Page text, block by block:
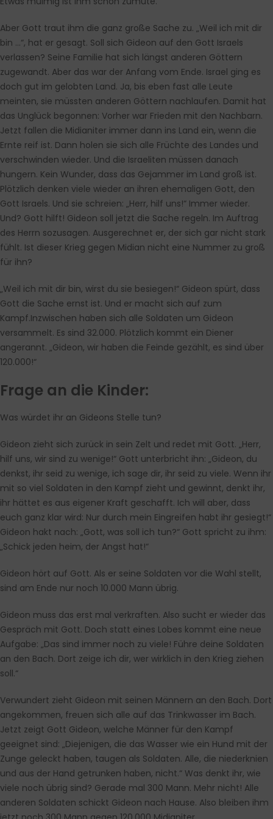
Aber Gott traut ihm die ganz große Sache zu. „Weil ich mit dir
bin …“, hat er gesagt. Soll sich Gideon auf den Gott Israels
verlassen? Seine Familie hat sich längst anderen Göttern
zugewandt. Aber das war der Anfang vom Ende. Israel ging es
doch gut im gelobten Land. Ja, bis eben fast alle Leute
meinten, sie müssten anderen Göttern nachlaufen. Damit hat
das Unglück begonnen: Vorher war Frieden mit den Nachbarn.
Jetzt fallen die Midianiter immer dann ins Land ein, wenn die
Ernte reif ist. Dann holen sie sich alle Früchte des Landes und
verschwinden wieder. Und die Israeliten müssen danach
hungern. Kein Wunder, dass das Gejammer im Land groß ist.
Plötzlich denken viele wieder an ihren ehemaligen Gott, den
Gott Israels. Und sie schreien: „Herr, hilf uns!“ Immer wieder.
Und? Gott hilft! Gideon soll jetzt die Sache regeln. Im Auftrag
des Herrn sozusagen. Ausgerechnet er, der sich gar nicht stark
fühlt. Ist dieser Krieg gegen Midian nicht eine Nummer zu groß
für ihn?
„Weil ich mit dir bin, wirst du sie besiegen!“ Gideon spürt, dass
Gott die Sache ernst ist. Und er macht sich auf zum
Kampf.Inzwischen haben sich alle Soldaten um Gideon
versammelt. Es sind 32.000. Plötzlich kommt ein Diener
angerannt. „Gideon, wir haben die Feinde gezählt, es sind über
120.000!“
Frage an die Kinder:
Was würdet ihr an Gideons Stelle tun?
Gideon zieht sich zurück in sein Zelt und redet mit Gott. „Herr,
hilf uns, wir sind zu wenige!“ Gott unterbricht ihn: „Gideon, du
denkst, ihr seid zu wenige, ich sage dir, ihr seid zu viele. Wenn ihr
mit so viel Soldaten in den Kampf zieht und gewinnt, denkt ihr,
ihr hättet es aus eigener Kraft geschafft. Ich will aber, dass
euch ganz klar wird: Nur durch mein Eingreifen habt ihr gesiegt!“
Gideon hakt nach: „Gott, was soll ich tun?“ Gott spricht zu ihm:
„Schick jeden heim, der Angst hat!“
Gideon hört auf Gott. Als er seine Soldaten vor die Wahl stellt,
sind am Ende nur noch 10.000 Mann übrig.
Gideon muss das erst mal verkraften. Also sucht er wieder das
Gespräch mit Gott. Doch statt eines Lobes kommt eine neue
Aufgabe: „Das sind immer noch zu viele! Führe deine Soldaten
an den Bach. Dort zeige ich dir, wer wirklich in den Krieg ziehen
soll.“
Verwundert zieht Gideon mit seinen Männern an den Bach. Dort
angekommen, freuen sich alle auf das Trinkwasser im Bach.
Jetzt zeigt Gott Gideon, welche Männer für den Kampf
geeignet sind: „Diejenigen, die das Wasser wie ein Hund mit der
Zunge geleckt haben, taugen als Soldaten. Alle, die niederknien
und aus der Hand getrunken haben, nicht.“ Was denkt ihr, wie
viele noch übrig sind? Gerade mal 300 Mann. Mehr nicht! Alle
anderen Soldaten schickt Gideon nach Hause. Also bleiben ihm